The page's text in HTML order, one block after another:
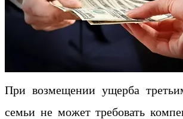
При возмещении ущерба
семьи не может требовать